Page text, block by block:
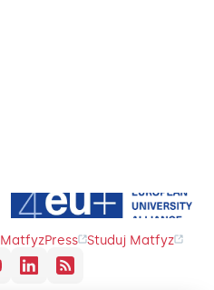
MatfyzPress Studuj Matfyz